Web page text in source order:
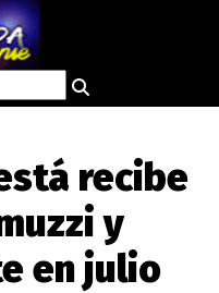
recibe
y
en julio